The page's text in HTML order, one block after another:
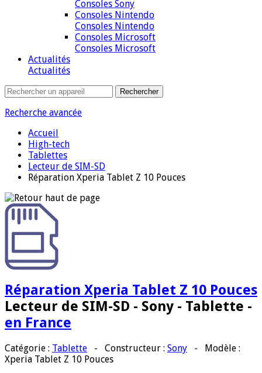
Consoles Sony
Consoles Nintendo
Consoles Nintendo
Consoles Microsoft
Consoles Microsoft
Actualités
Actualités
Recherche avancée
Accueil
High-tech
Tablettes
Lecteur de SIM-SD
Réparation Xperia Tablet Z 10 Pouces
Réparation Xperia Tablet Z 10 Pouces
Lecteur de SIM-SD - Sony - Tablette -
en France
Catégorie : Tablette - Constructeur : Sony - Modèle :
Xperia Tablet Z 10 Pouces